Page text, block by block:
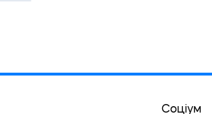
Соціум